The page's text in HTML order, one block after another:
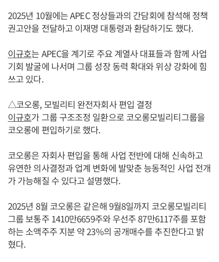
2025년 10월에는 APEC 정상들과의 간담회에 참석해 정책
권고안을 전달하고 이재명 대통령과 환담하기도 했다.
이규호는 APEC을 계기로 주요 계열사 대표들과 함께 사업
기회 발굴에 나서며 그룹 성장 동력 확대와 위상 강화에 힘
쓰고 있다.
△코오롱, 모빌리티 완전자회사 편입 결정
이규호가 그룹 구조조정 일환으로 코오롱모빌리티그룹을
코오롱에 편입하기로 했다.
코오롱은 자회사 편입을 통해 사업 전반에 대해 신속하고
유연한 의사결정과 업계 변화에 발맞춘 능동적인 사업 전개
가 가능해질 수 있다고 설명했다.
2025년 8월 코오롱은 같은해 9월8일까지 코오롱모빌리티
그룹 보통주 1410만6659주와 우선주 87만6117주를 포함
하는 소액주주 지분 약 23%의 공개매수를 추진한다고 밝
혔다.